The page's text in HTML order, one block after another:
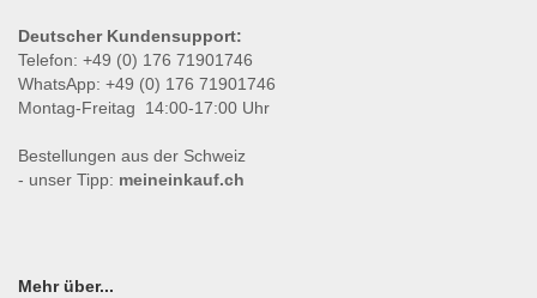
Deutscher Kundensupport:
Telefon: +49 (0) 176 71901746
WhatsApp: +49 (0) 176 71901746
Montag-Freitag 14:00-17:00 Uhr
Bestellungen aus der Schweiz
- unser Tipp: meineinkauf.ch
Mehr über...